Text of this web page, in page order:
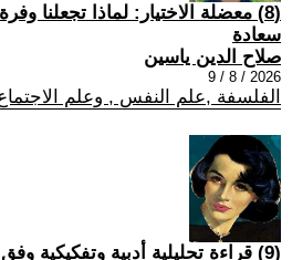
(8) معضلة الاختيار: لماذا تجعلنا
سعادة
صلاح الدين ياسين
2026 / 8 / 9
الفلسفة ,علم النفس , وعلم
(9) قراءة تحليلية أدبية وتفكيكية